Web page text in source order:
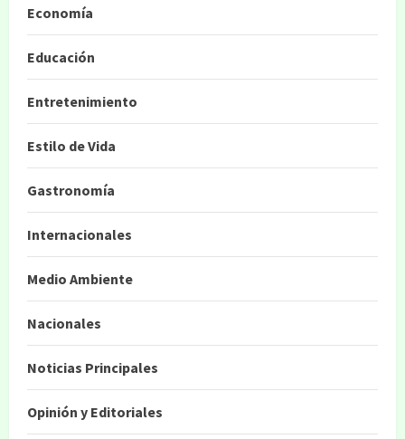
Economía
Educación
Entretenimiento
Estilo de Vida
Gastronomía
Internacionales
Medio Ambiente
Nacionales
Noticias Principales
Opinión y Editoriales